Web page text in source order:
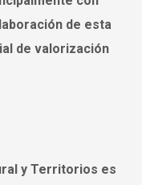
de esta
de valorización
y Territorios es